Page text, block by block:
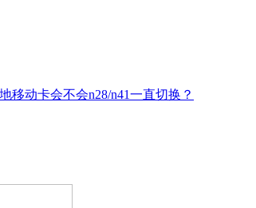
移动卡会不会n28/n41一直切换？